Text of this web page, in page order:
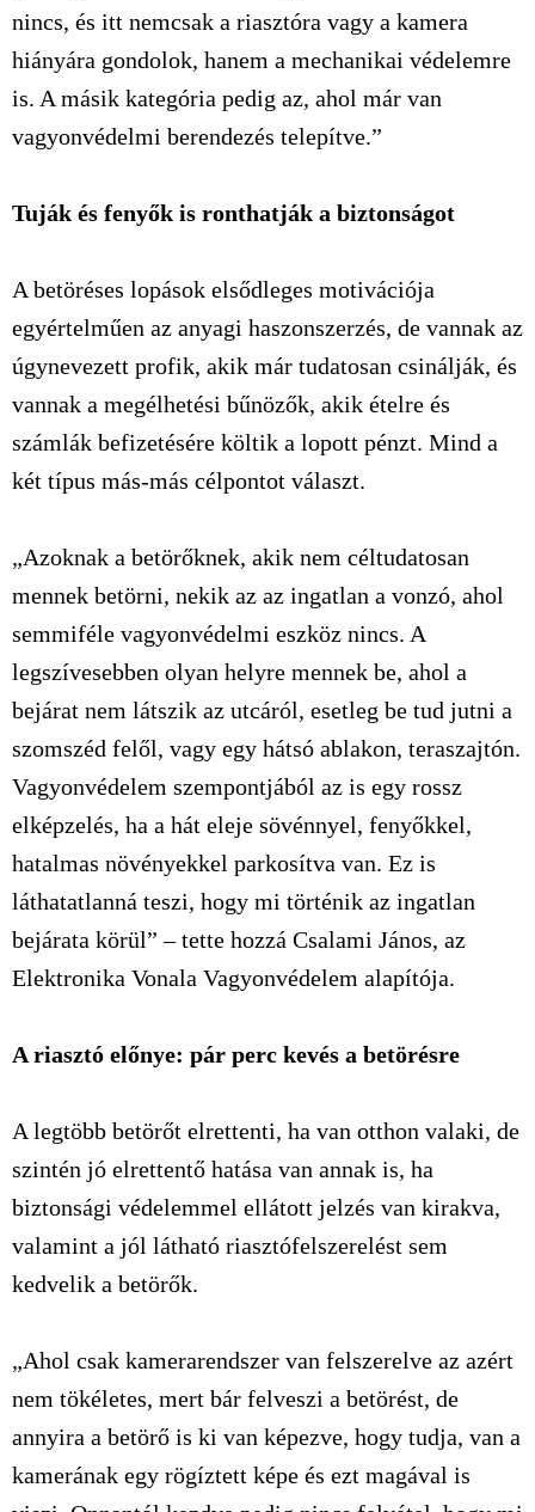
nincs, és itt nemcsak a riasztóra vagy a kamera
hiányára gondolok, hanem a mechanikai védelemre
is. A másik kategória pedig az, ahol már van
vagyonvédelmi berendezés telepítve.”
Tuják és fenyők is ronthatják a biztonságot
A betöréses lopások elsődleges motivációja
egyértelműen az anyagi haszonszerzés, de vannak az
úgynevezett profik, akik már tudatosan csinálják, és
vannak a megélhetési bűnözők, akik ételre és
számlák befizetésére költik a lopott pénzt. Mind a
két típus más-más célpontot választ.
„Azoknak a betörőknek, akik nem céltudatosan
mennek betörni, nekik az az ingatlan a vonzó, ahol
semmiféle vagyonvédelmi eszköz nincs. A
legszívesebben olyan helyre mennek be, ahol a
bejárat nem látszik az utcáról, esetleg be tud jutni a
szomszéd felől, vagy egy hátsó ablakon, teraszajtón.
Vagyonvédelem szempontjából az is egy rossz
elképzelés, ha a hát eleje sövénnyel, fenyőkkel,
hatalmas növényekkel parkosítva van. Ez is
láthatatlanná teszi, hogy mi történik az ingatlan
bejárata körül” – tette hozzá Csalami János, az
Elektronika Vonala Vagyonvédelem alapítója.
A riasztó előnye: pár perc kevés a betörésre
A legtöbb betörőt elrettenti, ha van otthon valaki, de
szintén jó elrettentő hatása van annak is, ha
biztonsági védelemmel ellátott jelzés van kirakva,
valamint a jól látható riasztófelszerelést sem
kedvelik a betörők.
„Ahol csak kamerarendszer van felszerelve az azért
nem tökéletes, mert bár felveszi a betörést, de
annyira a betörő is ki van képezve, hogy tudja, van a
kamerának egy rögíztett képe és ezt magával is